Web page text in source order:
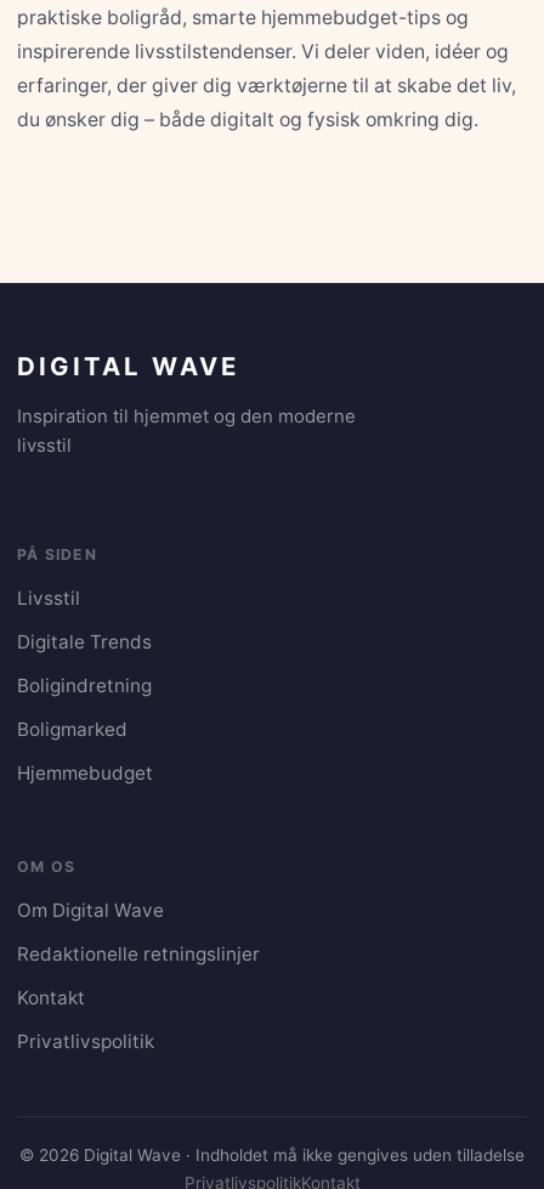
praktiske boligråd, smarte hjemmebudget-tips og
inspirerende livsstilstendenser. Vi deler viden, idéer og
erfaringer, der giver dig værktøjerne til at skabe det liv,
du ønsker dig – både digitalt og fysisk omkring dig.
DIGITAL WAVE
Inspiration til hjemmet og den moderne
livsstil
PÅ SIDEN
Livsstil
Digitale Trends
Boligindretning
Boligmarked
Hjemmebudget
OM OS
Om Digital Wave
Redaktionelle retningslinjer
Kontakt
Privatlivspolitik
© 2026 Digital Wave · Indholdet må ikke gengives uden tilladelse
PrivatlivspolitikKontakt